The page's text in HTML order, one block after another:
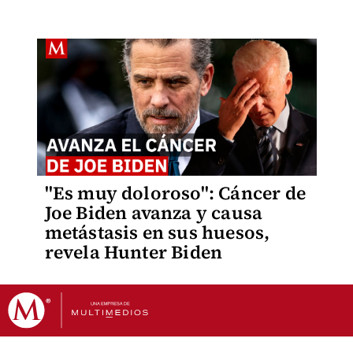
"Es muy doloroso": Cáncer de
Joe Biden avanza y causa
metástasis en sus huesos,
revela Hunter Biden